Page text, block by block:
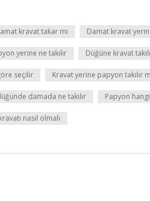
kravat takar mı Damat kravat
yerine ne takılır Düğüne kravat
seçilir Kravat yerine papyon takılır
damada ne takılır Papyon
nasıl olmalı